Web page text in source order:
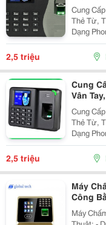
Cung
Thẻ Từ,
Dạng
Đảm Bảo Đuợc Đánh Giá Hàng Đầu Trong Khu Vực
2,5 triệu
Cung
Vân
Cung
Thẻ Từ,
Dạng
Đảm Bảo Đuợc Đánh Giá Hàng Đầu Trong Khu Vực
2,5 triệu
Máy
Công
Máy Chấm